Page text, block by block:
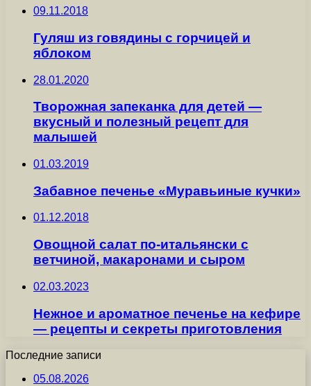
09.11.2018
Гуляш из говядины с горчицей и
яблоком
28.01.2020
Творожная запеканка для детей —
вкусный и полезный рецепт для
малышей
01.03.2019
Забавное печенье «Муравьиные кучки»
01.12.2018
Овощной салат по-итальянски с
ветчиной, макаронами и сыром
02.03.2023
Нежное и ароматное печенье на кефире
— рецепты и секреты приготовления
Последние записи
05.08.2026